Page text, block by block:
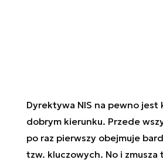
Dyrektywa NIS na pewno jest
dobrym kierunku. Przede
po raz pierwszy obejmuje
tzw. kluczowych. No i